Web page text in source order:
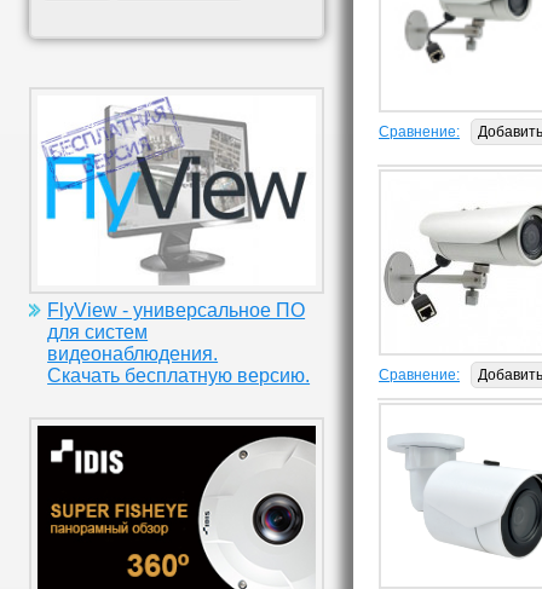
FlyView - универсальное ПО
для систем
видеонаблюдения.
Скачать бесплатную версию.
Сравнение: Добавить
Сравнение: Добавить